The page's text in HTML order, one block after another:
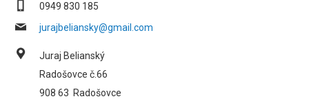
0949 830 185
jurajbeliansky@gmail.com
Juraj Belianský
Radošovce č.66
908 63 Radošovce